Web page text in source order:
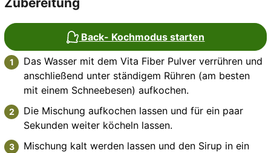
Back- Kochmodus starten
Das Wasser mit dem Vita Fiber Pulver verrühren und
anschließend unter ständigem Rühren (am besten
mit einem Schneebesen) aufkochen.
Die Mischung aufkochen lassen und für ein paar
Sekunden weiter köcheln lassen.
Mischung kalt werden lassen und den Sirup in ein